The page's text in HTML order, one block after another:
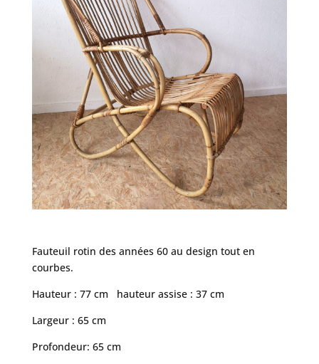
Fauteuil rotin des années 60 au design tout en
courbes.
Hauteur : 77 cm hauteur assise : 37 cm
Largeur : 65 cm
Profondeur: 65 cm